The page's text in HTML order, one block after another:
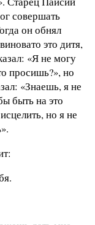
совершать
он обнял
это дитя,
«Я не могу
просишь?», но
«Знаешь, я не
быть на это
но я не